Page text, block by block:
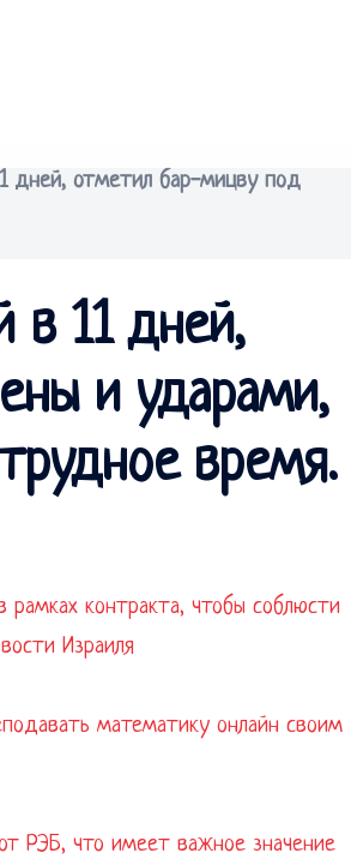
дней, отметил бар-мицву под
в 11 дней,
и ударами,
время.
контракта, чтобы соблюсти
Израиля
математику онлайн своим
РЭБ, что имеет важное значение